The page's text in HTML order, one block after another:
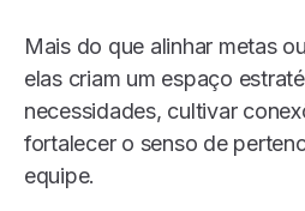
Mais do que alinhar metas
elas criam um espaço
necessidades, cultivar
fortalecer o senso de
equipe.